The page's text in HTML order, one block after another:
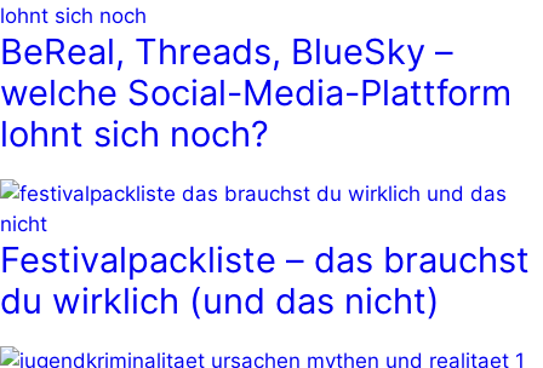
BeReal, Threads, BlueSky –
welche Social-Media-Plattform
lohnt sich noch?
Festivalpackliste – das brauchst
du wirklich (und das nicht)